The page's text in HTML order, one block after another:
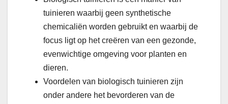
tuinieren waarbij geen synthetische
chemicaliën worden gebruikt en waarbij de
focus ligt op het creëren van een gezonde,
evenwichtige omgeving voor planten en
dieren.
Voordelen van biologisch tuinieren zijn
onder andere het bevorderen van de